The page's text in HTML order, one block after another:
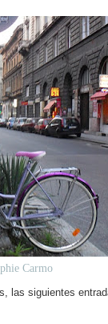
Carmo
las siguientes